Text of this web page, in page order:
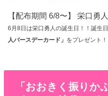
【配布期間 6/8〜】 栄口勇人
6月8日は栄口勇人の誕生日！！誕生
人バースデーカード」 をプレゼント！
「おおきく振りか